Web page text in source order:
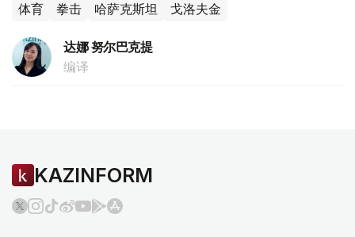
体育 拳击 哈萨克斯坦 戈洛夫金
达娜 努尔巴克提
编译
KAZINFORM